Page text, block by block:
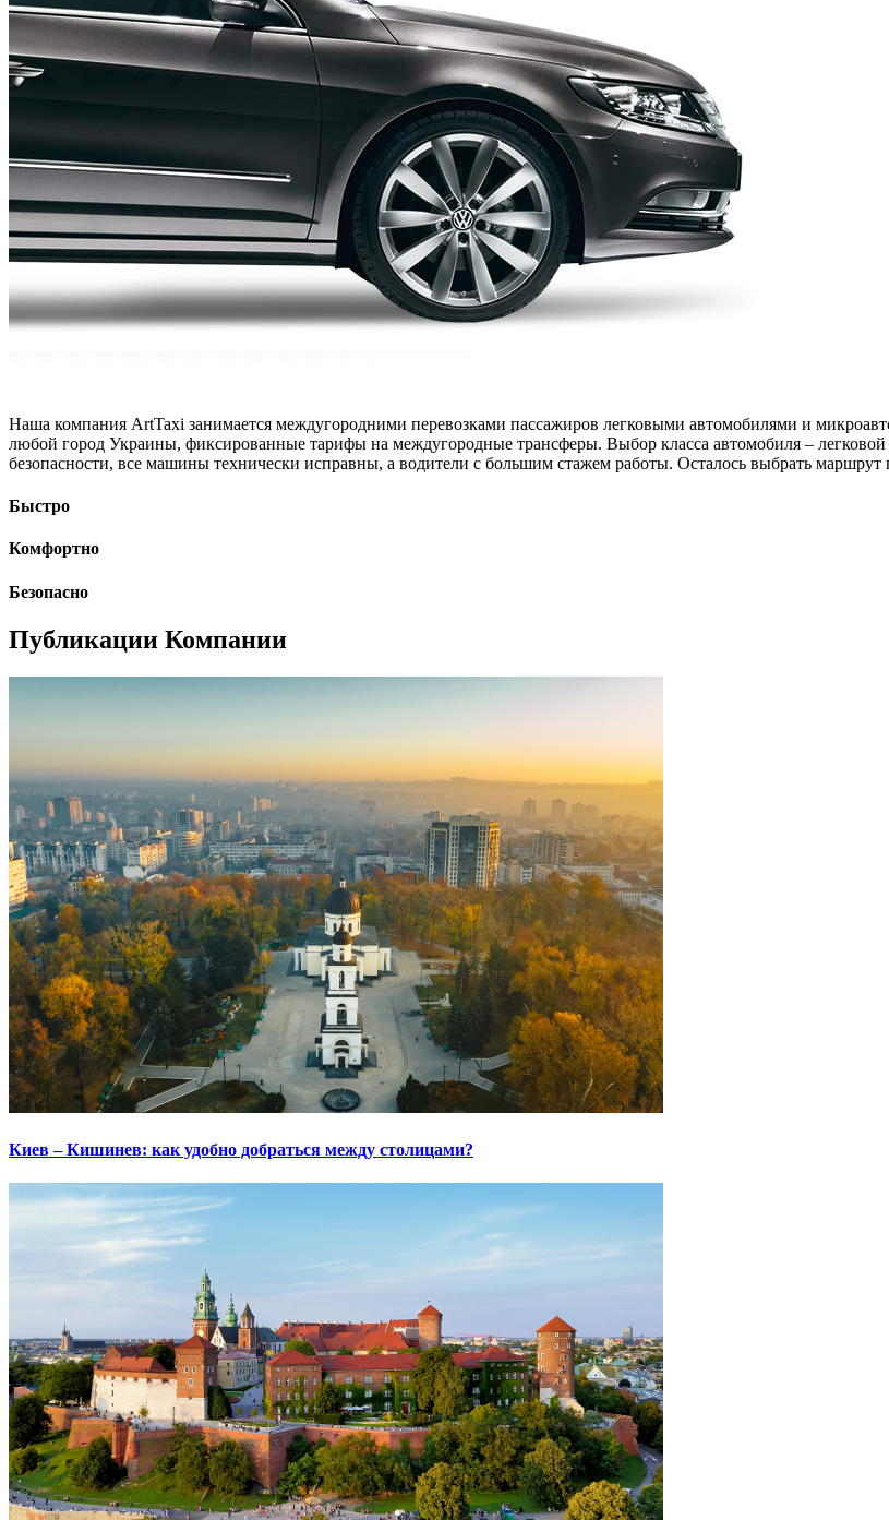
Наша компания ArtTaxi занимается междугородними перевозками пассажиров легковыми автомобилями и
любой город Украины, фиксированные тарифы на междугородные трансферы. Выбор класса автомобиля –
безопасности, все машины технически исправны, а водители с большим стажем работы. Осталось выбрать маршрут
Быстро
Комфортно
Безопасно
Публикации Компании
Киев – Кишинев: как удобно добраться между столицами?